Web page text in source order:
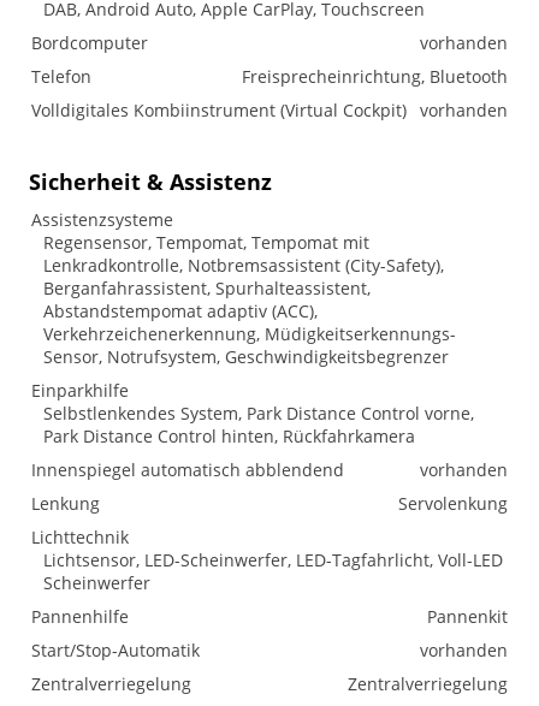
DAB, Android Auto, Apple CarPlay, Touchscreen
Bordcomputer
vorhanden
Telefon
Freisprecheinrichtung, Bluetooth
Volldigitales Kombiinstrument (Virtual Cockpit) vorhanden
Sicherheit & Assistenz
Assistenzsysteme
Regensensor, Tempomat, Tempomat mit
Lenkradkontrolle, Notbremsassistent (City-Safety),
Berganfahrassistent, Spurhalteassistent,
Abstandstempomat adaptiv (ACC),
Verkehrzeichenerkennung, Müdigkeitserkennungs-
Sensor, Notrufsystem, Geschwindigkeitsbegrenzer
Einparkhilfe
Selbstlenkendes System, Park Distance Control vorne,
Park Distance Control hinten, Rückfahrkamera
Innenspiegel automatisch abblendend
vorhanden
Lenkung
Servolenkung
Lichttechnik
Lichtsensor, LED-Scheinwerfer, LED-Tagfahrlicht, Voll-LED
Scheinwerfer
Pannenhilfe
Pannenkit
Start/Stop-Automatik
vorhanden
Zentralverriegelung
Zentralverriegelung